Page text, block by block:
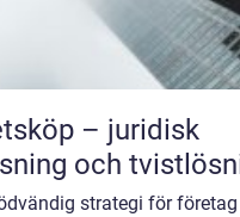
– juridisk
och
strategi för